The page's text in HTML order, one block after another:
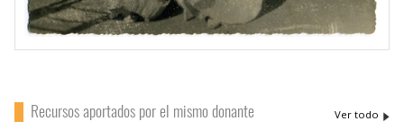
Recursos aportados por el mismo donante